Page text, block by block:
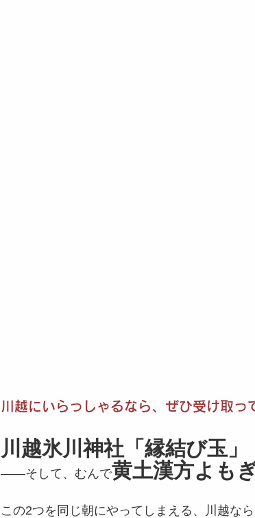
川越にいらっしゃるなら、ぜひ受け取っ
川越氷川神社「縁結び玉」
——そして、むんで黄土漢方よも
この2つを同じ朝にやってしまえる、川越な